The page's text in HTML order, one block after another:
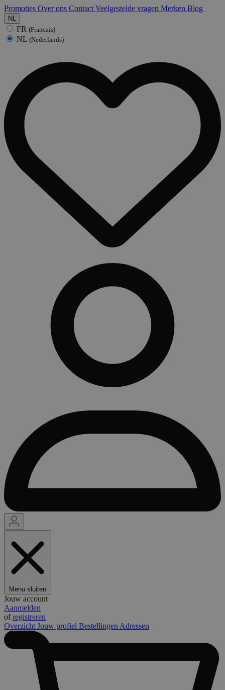
Promoties Over ons Contact Veelgestelde vragen Merken Blog
NL
FR (Francais)
NL (Nederlands)
Menu sluiten
Jouw account
Aanmelden
ofregistreren
Overzicht Jouw profiel Bestellingen Adressen